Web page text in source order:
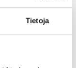
Tietoja